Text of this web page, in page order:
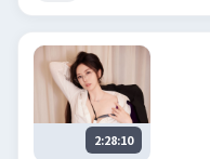
2:28:10